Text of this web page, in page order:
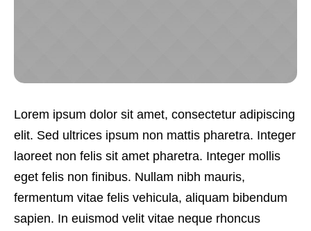
Lorem ipsum dolor sit amet, consectetur adipiscing
elit. Sed ultrices ipsum non mattis pharetra. Integer
laoreet non felis sit amet pharetra. Integer mollis
eget felis non finibus. Nullam nibh mauris,
fermentum vitae felis vehicula, aliquam bibendum
sapien. In euismod velit vitae neque rhoncus